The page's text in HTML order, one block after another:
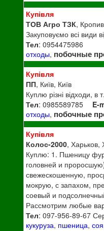
Купівля
ТОВ Агро ТЗК,
Закуповуємо всі види
Тел: 0954475986
отходы, побочные
Купівля
ПП, Київ, Київ
Куплю різні відходи, в
Тел: 0985589785 E-
отходы, побочные
Купівля
Колос-2000, Харьков,
Куплю: 1. Пшеницу​
головней и
свежескошенную,
мокрую, с запахом,
соевый и
Рассмотрим любые
Тел: 097-956-89-67
кукуруза, пшеница,соя